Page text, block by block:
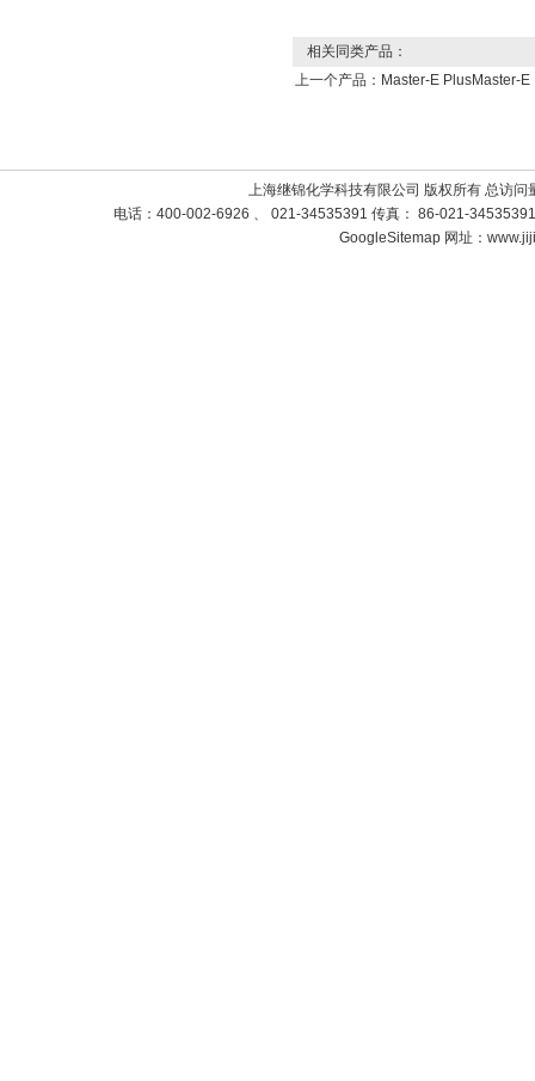
相关同类产品：
上一个产品： Master-E PlusMaster-
上海继锦化学科技有限公司 版权所有 总访问
电话：400-002-6926 、 021-34535391 传真： 86-021-
GoogleSitemap 网址：